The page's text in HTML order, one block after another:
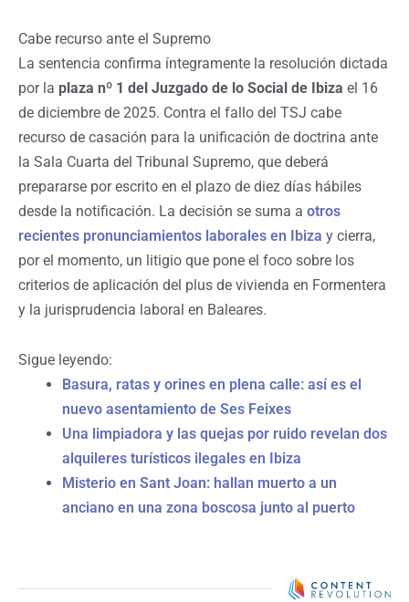
Cabe recurso ante el Supremo
La sentencia confirma íntegramente la resolución dictada
por la plaza nº 1 del Juzgado de lo Social de Ibiza el 16
de diciembre de 2025. Contra el fallo del TSJ cabe
recurso de casación para la unificación de doctrina ante
la Sala Cuarta del Tribunal Supremo, que deberá
prepararse por escrito en el plazo de diez días hábiles
desde la notificación. La decisión se suma a otros
recientes pronunciamientos laborales en Ibiza y cierra,
por el momento, un litigio que pone el foco sobre los
criterios de aplicación del plus de vivienda en Formentera
y la jurisprudencia laboral en Baleares.
Sigue leyendo:
Basura, ratas y orines en plena calle: así es el
nuevo asentamiento de Ses Feixes
Una limpiadora y las quejas por ruido revelan dos
alquileres turísticos ilegales en Ibiza
Misterio en Sant Joan: hallan muerto a un
anciano en una zona boscosa junto al puerto